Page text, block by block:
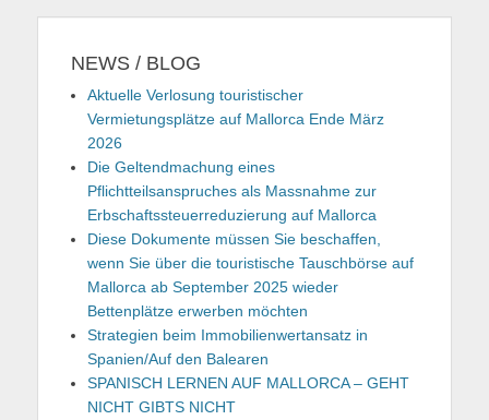
NEWS / BLOG
Aktuelle Verlosung touristischer
Vermietungsplätze auf Mallorca Ende März
2026
Die Geltendmachung eines
Pflichtteilsanspruches als Massnahme zur
Erbschaftssteuerreduzierung auf Mallorca
Diese Dokumente müssen Sie beschaffen,
wenn Sie über die touristische Tauschbörse auf
Mallorca ab September 2025 wieder
Bettenplätze erwerben möchten
Strategien beim Immobilienwertansatz in
Spanien/Auf den Balearen
SPANISCH LERNEN AUF MALLORCA – GEHT
NICHT GIBTS NICHT